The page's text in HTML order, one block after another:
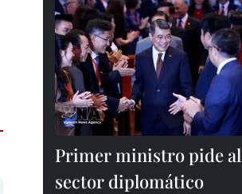
Primer ministro pide al
sector diplomático